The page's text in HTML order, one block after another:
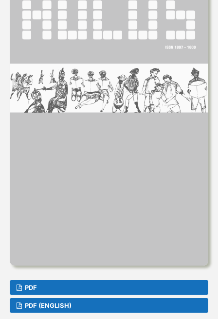
PDF
PDF (ENGLISH)